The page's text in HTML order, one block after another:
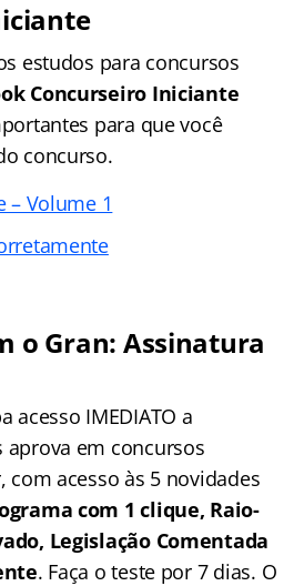
estudos para concursos
Concurseiro Iniciante
para que você
concurso.
– Volume 1
o Gran: Assinatura
acesso IMEDIATO a
em concursos
acesso às 5 novidades
com 1 clique, Raio-
Legislação Comentada
. Faça o teste por 7 dias. O